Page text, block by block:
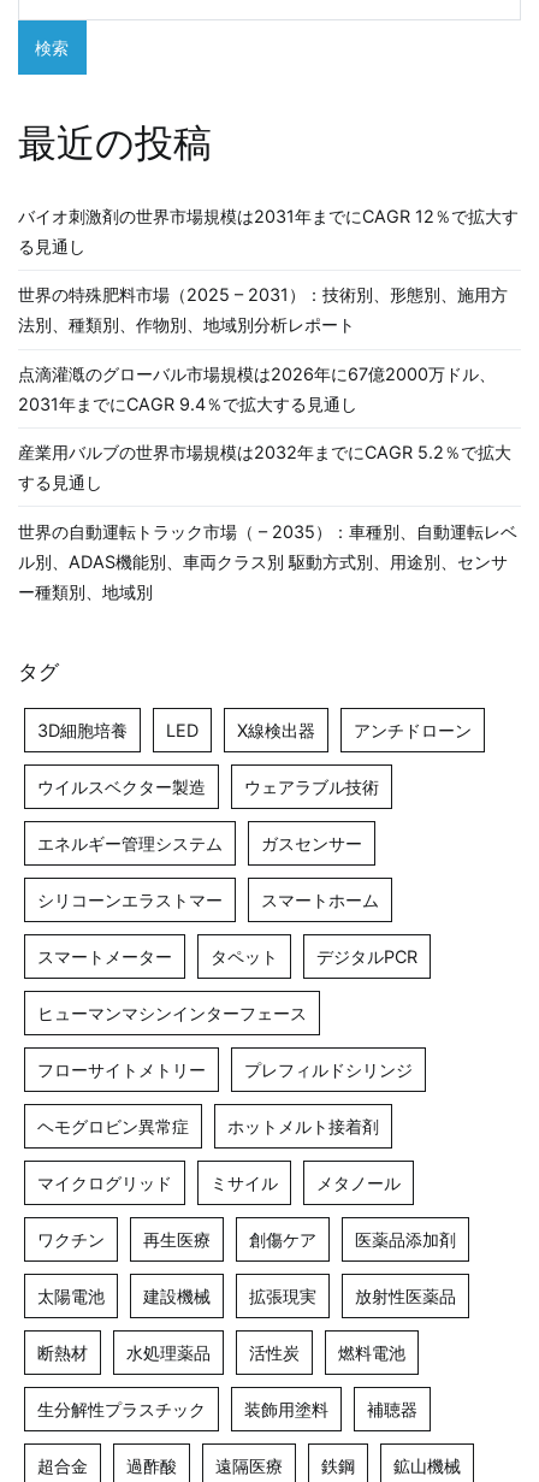
シ
ョ
ン
検索
最近の投稿
バイオ刺激剤の世界市場規模は2031年までにCAGR 12％で拡大す
る見通し
世界の特殊肥料市場（2025 – 2031）：技術別、形態別、施用方
法別、種類別、作物別、地域別分析レポート
点滴灌漑のグローバル市場規模は2026年に67億2000万ドル、
2031年までにCAGR 9.4％で拡大する見通し
産業用バルブの世界市場規模は2032年までにCAGR 5.2％で拡大
する見通し
世界の自動運転トラック市場（ – 2035）：車種別、自動運転レベ
ル別、ADAS機能別、車両クラス別 駆動方式別、用途別、センサ
ー種類別、地域別
タグ
3D細胞培養 LED X線検出器 アンチドローン
ウイルスベクター製造 ウェアラブル技術
エネルギー管理システム ガスセンサー
シリコーンエラストマー スマートホーム
スマートメーター タペット デジタルPCR
ヒューマンマシンインターフェース
フローサイトメトリー プレフィルドシリンジ
ヘモグロビン異常症 ホットメルト接着剤
マイクログリッド ミサイル メタノール
ワクチン 再生医療 創傷ケア 医薬品添加剤
太陽電池 建設機械 拡張現実 放射性医薬品
断熱材 水処理薬品 活性炭 燃料電池
生分解性プラスチック 装飾用塗料 補聴器
超合金 過酢酸 遠隔医療 鉄鋼 鉱山機械